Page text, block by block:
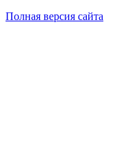
Полная версия сайта